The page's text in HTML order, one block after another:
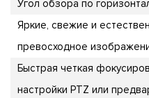
Угол обзора по
Яркие, свежие и
превосходное
Быстрая четкая
настройки PTZ или